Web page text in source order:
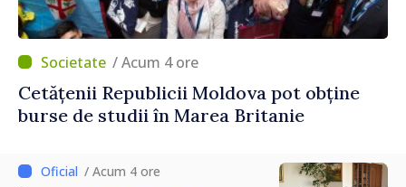
/ Acum 4 ore
Cetățenii Republicii Moldova pot obține
burse de studii în Marea Britanie
/ Acum 4 ore